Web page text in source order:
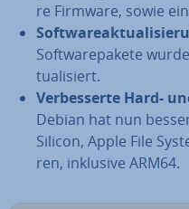
re Firmware, sowie
Soft­ware­pa­ke­te
tua­li­siert.
Ver­bes­ser­te Hard-
Debian hat nun
Silicon, Apple File
ren, inklusive ARM64.